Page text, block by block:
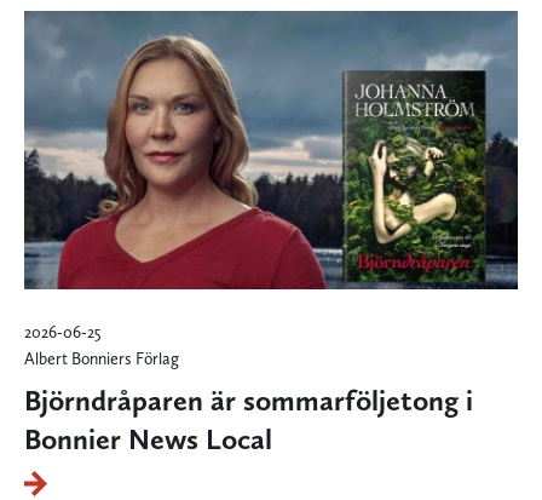
2026-06-25
Albert Bonniers Förlag
Björndråparen är sommarföljetong i
Bonnier News Local